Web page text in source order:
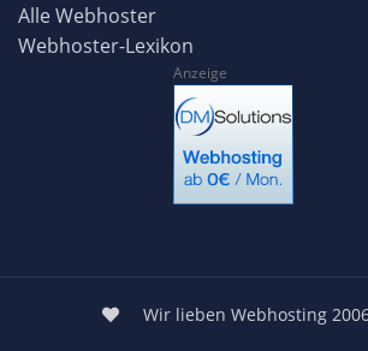
Alle Webhoster
Webhoster-Lexikon
Anzeige
Wir lieben Webhosting